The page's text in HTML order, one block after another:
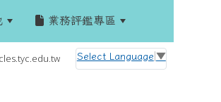
業務評鑑專區
Select Language ▼